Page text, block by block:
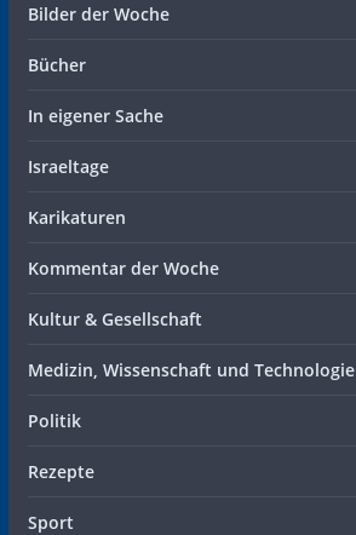
Bilder der Woche
Bücher
In eigener Sache
Israeltage
Karikaturen
Kommentar der Woche
Kultur & Gesellschaft
Medizin, Wissenschaft und Technologie
Politik
Rezepte
Sport